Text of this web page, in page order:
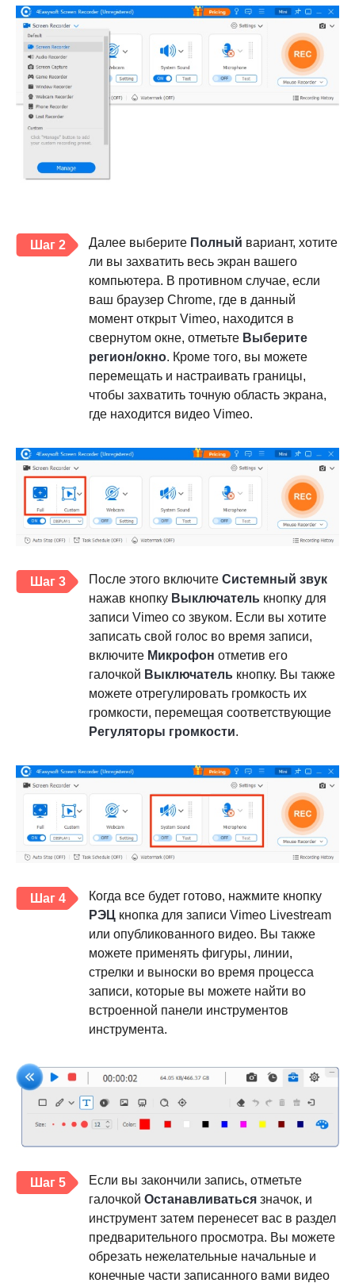
Шаг 2 Далее выберите Полный вариант, хотите
ли вы захватить весь экран вашего
компьютера. В противном случае, если
ваш браузер Chrome, где в данный
момент открыт Vimeo, находится в
свернутом окне, отметьте Выберите
регион/окно. Кроме того, вы можете
перемещать и настраивать границы,
чтобы захватить точную область экрана,
где находится видео Vimeo.
Шаг 3 После этого включите Системный звук
нажав кнопку Выключатель кнопку для
записи Vimeo со звуком. Если вы хотите
записать свой голос во время записи,
включите Микрофон отметив его
галочкой Выключатель кнопку. Вы также
можете отрегулировать громкость их
громкости, перемещая соответствующие
Регуляторы громкости.
Шаг 4
Когда все будет готово, нажмите кнопку
РЭЦ кнопка для записи Vimeo Livestream
или опубликованного видео. Вы также
можете применять фигуры, линии,
стрелки и выноски во время процесса
записи, которые вы можете найти во
встроенной панели инструментов
инструмента.
Шаг 5
Если вы закончили запись, отметьте
галочкой Останавливаться значок, и
инструмент затем перенесет вас в раздел
предварительного просмотра. Вы можете
обрезать нежелательные начальные и
конечные части записанного вами видео